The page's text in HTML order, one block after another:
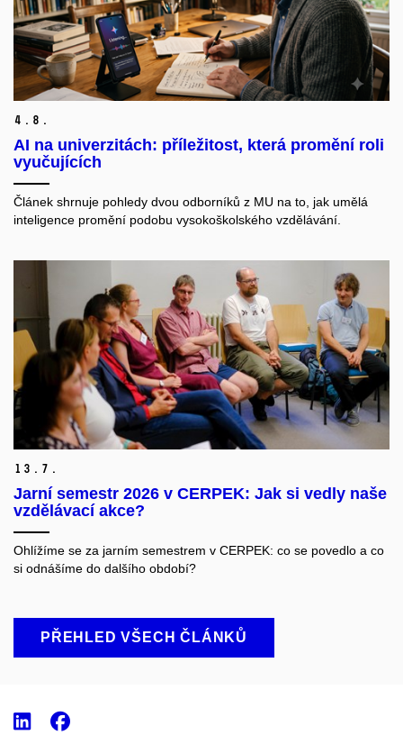
4. 8.
AI na univerzitách: příležitost, která promění roli
vyučujících
Článek shrnuje pohledy dvou odborníků z MU na to, jak umělá
inteligence promění podobu vysokoškolského vzdělávání.
13. 7.
Jarní semestr 2026 v CERPEK: Jak si vedly naše
vzdělávací akce?
Ohlížíme se za jarním semestrem v CERPEK: co se povedlo a co
si odnášíme do dalšího období?
PŘEHLED VŠECH ČLÁNKŮ
LinkedIn
Facebook